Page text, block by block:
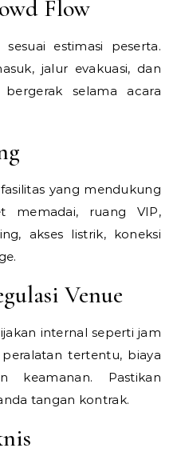
Flow
estimasi peserta.
jalur evakuasi, dan
selama acara
yang mendukung
memadai, ruang VIP,
akses listrik, koneksi
Venue
internal seperti jam
tertentu, biaya
keamanan. Pastikan
tangan kontrak.